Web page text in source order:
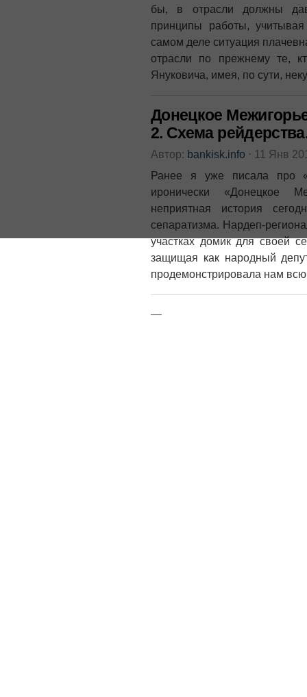
бы, в отрасли должны
принципы работы,
самом деле ситуация
отрасли по прежнему те,
Януковича, имея, по сути,
Донецкое
2. Схема
Автор: bankisk.info ⋅ 11 Янв
Ранее я уже писала про
иронически «Донецкое
неприятная история
сепаратизма. Нардеп-
участках домик для своей
защищая как народный
продемонстрировала нам
—